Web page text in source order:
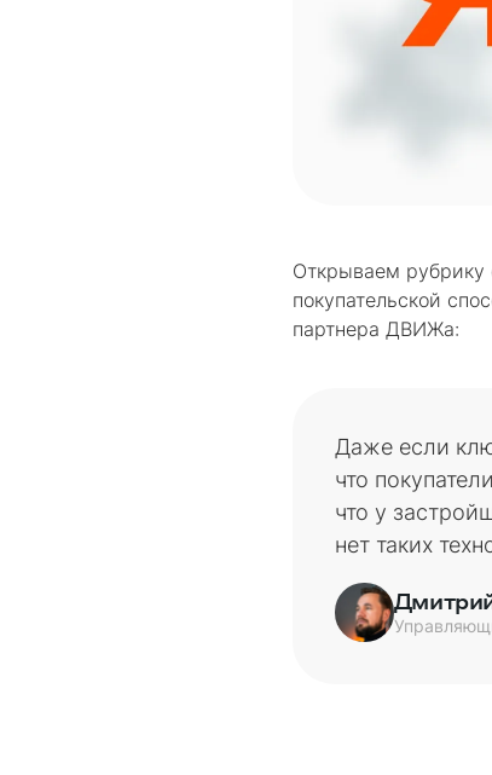
Открываем рубрику
покупательской
партнера ДВИЖа:
Даже если
что
что у
нет таких